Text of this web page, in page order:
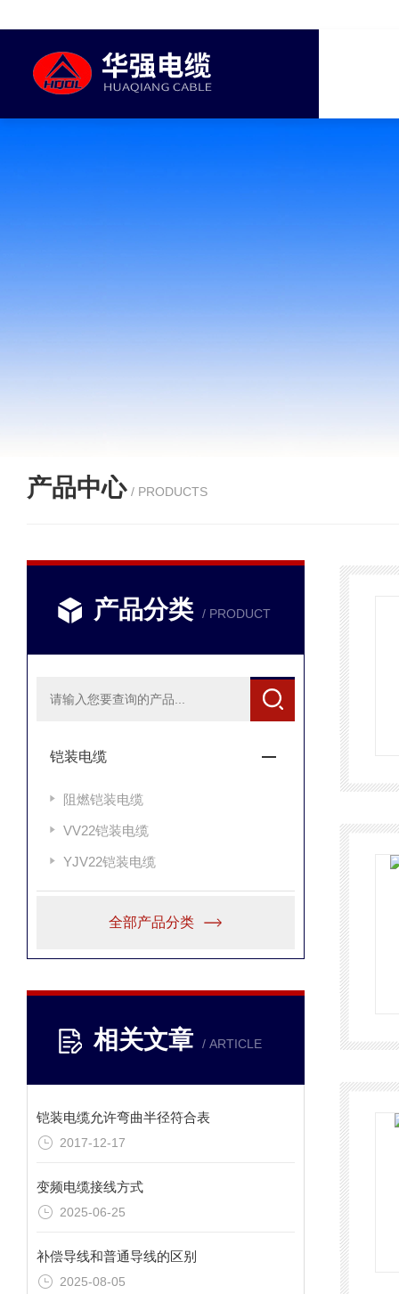
产品中心 / PRODUCTS
产品分类 / PRODUCT
铠装电缆
阻燃铠装电缆
VV22铠装电缆
YJV22铠装电缆
全部产品分类
相关文章 / ARTICLE
铠装电缆允许弯曲半径符合表
2017-12-17
变频电缆接线方式
2025-06-25
补偿导线和普通导线的区别
2025-08-05